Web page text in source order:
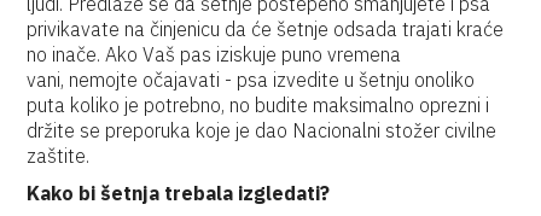
privikavate na činjenicu da će šetnje odsada trajati kraće
no inače. Ako Vaš pas iziskuje puno vremena
vani, nemojte očajavati - psa izvedite u šetnju onoliko
puta koliko je potrebno, no budite maksimalno oprezni i
držite se preporuka koje je dao Nacionalni stožer civilne
zaštite.
Kako bi šetnja trebala izgledati?